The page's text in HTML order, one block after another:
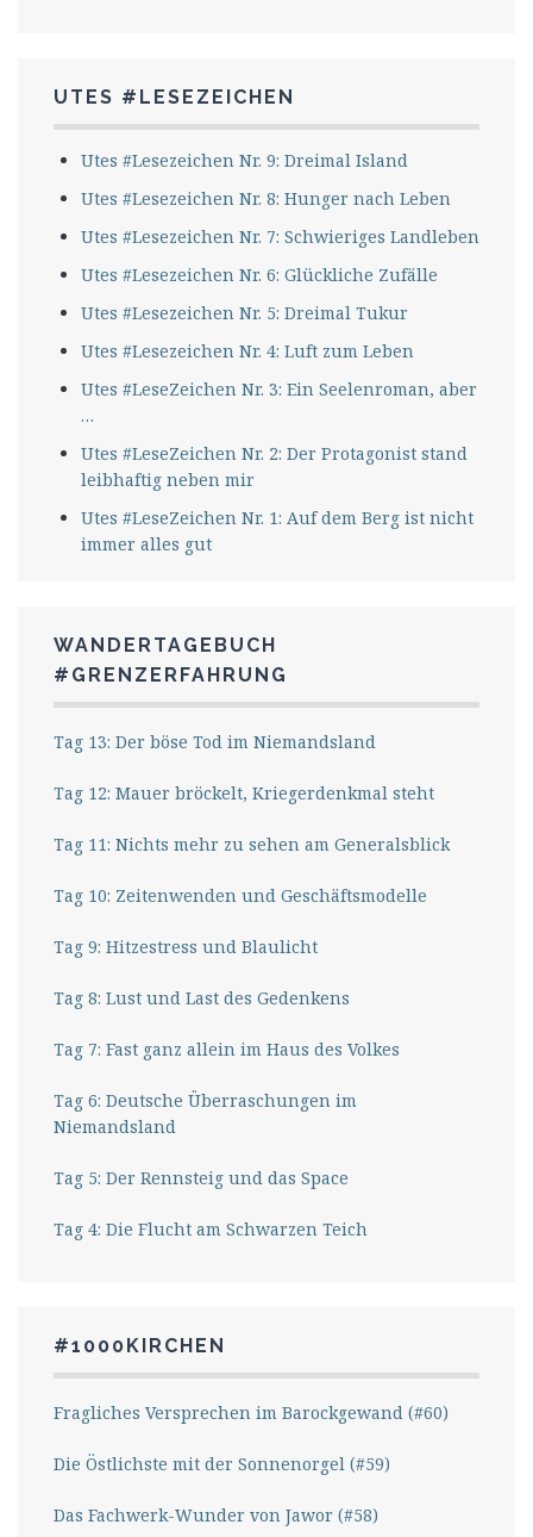
UTES #LESEZEICHEN
Utes #Lesezeichen Nr. 9: Dreimal Island
Utes #Lesezeichen Nr. 8: Hunger nach Leben
Utes #Lesezeichen Nr. 7: Schwieriges Landleben
Utes #Lesezeichen Nr. 6: Glückliche Zufälle
Utes #Lesezeichen Nr. 5: Dreimal Tukur
Utes #Lesezeichen Nr. 4: Luft zum Leben
Utes #LeseZeichen Nr. 3: Ein Seelenroman, aber
…
Utes #LeseZeichen Nr. 2: Der Protagonist stand
leibhaftig neben mir
Utes #LeseZeichen Nr. 1: Auf dem Berg ist nicht
immer alles gut
WANDERTAGEBUCH
#GRENZERFAHRUNG
Tag 13: Der böse Tod im Niemandsland
Tag 12: Mauer bröckelt, Kriegerdenkmal steht
Tag 11: Nichts mehr zu sehen am Generalsblick
Tag 10: Zeitenwenden und Geschäftsmodelle
Tag 9: Hitzestress und Blaulicht
Tag 8: Lust und Last des Gedenkens
Tag 7: Fast ganz allein im Haus des Volkes
Tag 6: Deutsche Überraschungen im
Niemandsland
Tag 5: Der Rennsteig und das Space
Tag 4: Die Flucht am Schwarzen Teich
#1000KIRCHEN
Fragliches Versprechen im Barockgewand (#60)
Die Östlichste mit der Sonnenorgel (#59)
Das Fachwerk-Wunder von Jawor (#58)